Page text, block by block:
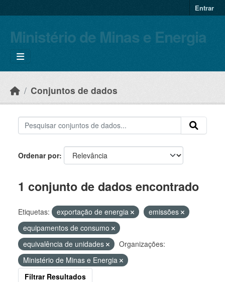
Entrar
Ministério de Minas e Energia
Conjuntos de dados
Ordenar por
1 conjunto de dados encontrado
Etiquetas: exportação de energia
emissões
equipamentos de consumo
equivalência de unidades
Organizações:
Ministério de Minas e Energia
Filtrar Resultados